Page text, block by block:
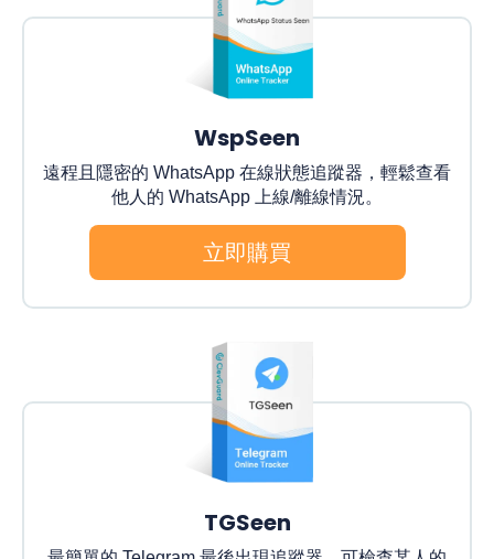
WspSeen
遠程且隱密的 WhatsApp 在線狀態追蹤器，輕鬆查看
他人的 WhatsApp 上線/離線情況。
立即購買
TGSeen